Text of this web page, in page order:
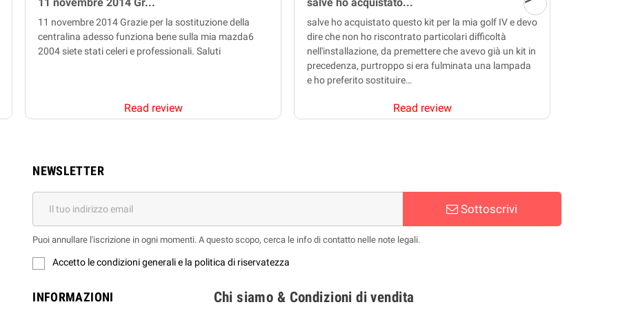
11 novembre 2014 Gr...
11 novembre 2014 Grazie per la sostituzione della
centralina adesso funziona bene sulla mia mazda6
2004 siete stati celeri e professionali. Saluti
Read review
salve ho acquistato...
salve ho acquistato questo kit per la mia golf IV e devo
dire che non ho riscontrato particolari difficoltà
nell'installazione, da premettere che avevo già un kit in
precedenza, purtroppo si era fulminata una lampada
e ho preferito sostituire…
Read review
NEWSLETTER
Sottoscrivi
Puoi annullare l'iscrizione in ogni momenti. A questo scopo, cerca le info di contatto nelle note legali.
Accetto le condizioni generali e la politica di riservatezza
INFORMAZIONI Chi siamo & Condizioni di vendita